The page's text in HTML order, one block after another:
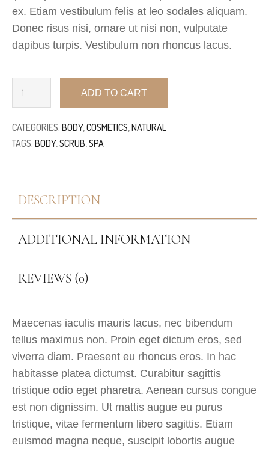
ex. Etiam vestibulum felis at leo sodales aliquam.
Donec risus nisi, ornare ut nisi non, vulputate
dapibus turpis. Vestibulum non rhoncus lacus.
ADD TO CART
CATEGORIES: BODY,COSMETICS,NATURAL
TAGS: BODY,SCRUB,SPA
DESCRIPTION
ADDITIONAL INFORMATION
REVIEWS (0)
Maecenas iaculis mauris lacus, nec bibendum
tellus maximus non. Proin eget dictum eros, sed
viverra diam. Praesent eu rhoncus eros. In hac
habitasse platea dictumst. Curabitur sagittis
tristique odio eget pharetra. Aenean cursus congue
est non dignissim. Ut mattis augue eu purus
tristique, vitae fermentum libero sagittis. Etiam
euismod magna neque, suscipit lobortis augue